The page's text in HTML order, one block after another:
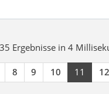
Ergebnisse in 4
8 9 10 11 12